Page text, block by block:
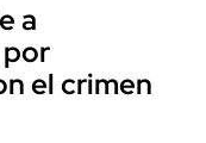
a
por
el crimen